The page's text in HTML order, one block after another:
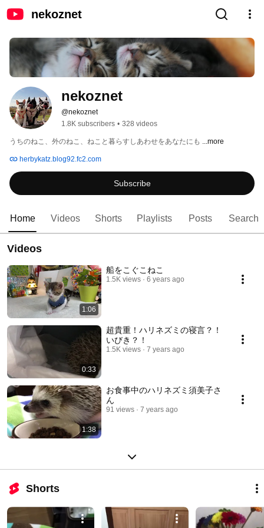
nekoznet
nekoznet
@nekoznet
1.8K subscribers • 328 videos
うちのねこ、外のねこ、ねこと暮らすしあわせをあなたにも ...more
herbykatz.blog92.fc2.com
Subscribe
Home Videos Shorts Playlists Posts Search
Videos
1:06
船をこぐこねこ
1.5K views 6 years ago
0:33
超貴重！ハリネズミの寝言？！
いびき？！
1.5K views 7 years ago
1:38
お食事中のハリネズミ須美子さ
ん
91 views 7 years ago
Shorts